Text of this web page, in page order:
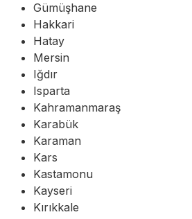
Gümüşhane
Hakkari
Hatay
Mersin
Iğdır
Isparta
Kahramanmaraş
Karabük
Karaman
Kars
Kastamonu
Kayseri
Kırıkkale